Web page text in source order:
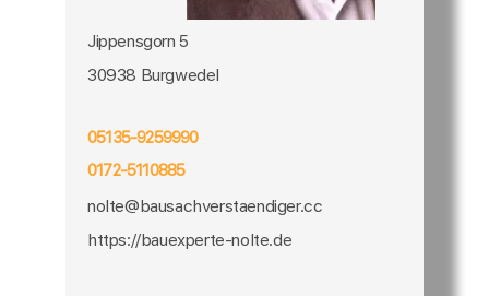
Jippensgorn 5
30938 Burgwedel
05135-9259990
0172-5110885
nolte@bausachverstaendiger.cc
https://bauexperte-nolte.de